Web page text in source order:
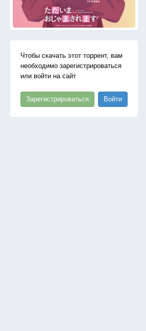
Чтобы скачать этот торрент, вам
необходимо зарегистрироваться
или войти на сайт
Зарегистрироваться Войти